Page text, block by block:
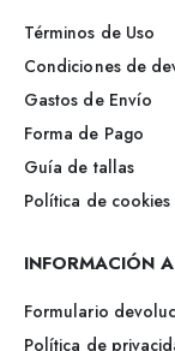
Términos de Uso
Condiciones de
Gastos de Envío
Forma de Pago
Guía de tallas
Política de cookies
INFORMACIÓN
Formulario
Política de